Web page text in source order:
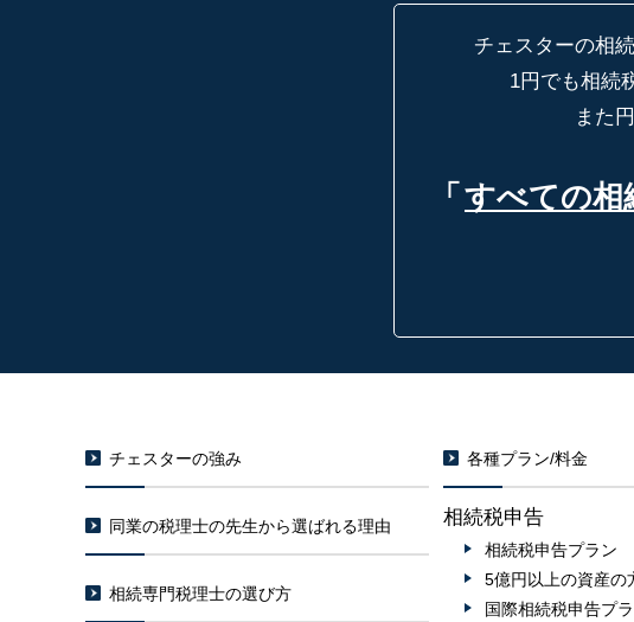
チェスターの相
1円でも相続
また
「 すべての相
チェスターの強み
同業の税理士の先生から選ばれる理由
相続専門税理士の選び方
各種プラン/料金
相続税申告
相続税申告プラン
5億円以上の資産の
国際相続税申告プ